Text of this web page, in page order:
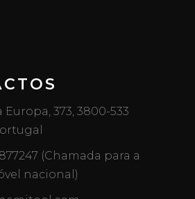
Europa, 373, 3800-533
(Chamada para a
nacional)